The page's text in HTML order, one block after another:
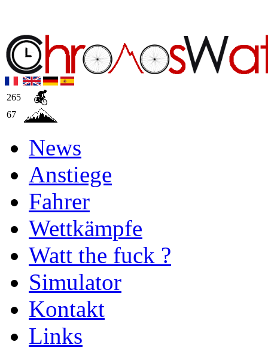
265
67
News
Anstiege
Fahrer
Wettkämpfe
Watt the fuck ?
Simulator
Kontakt
Links